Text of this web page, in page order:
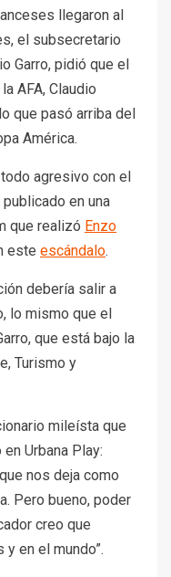
llegaron al
el subsecretario
Garro, pidió que el
AFA, Claudio
que pasó arriba del
América.
agresivo con el
en una
que realizó Enzo
este escándalo.
debería salir a
lo mismo que el
que está bajo la
Turismo y
mileísta que
Urbana Play:
nos deja como
Pero bueno, poder
creo que
en el mundo”.